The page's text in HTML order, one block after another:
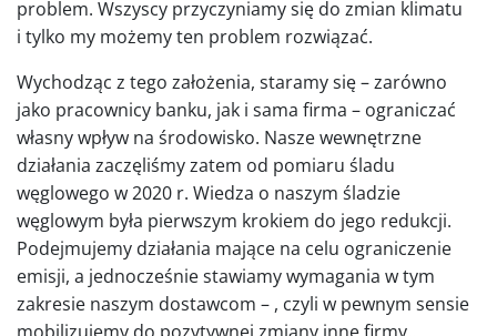
problem. Wszyscy przyczyniamy się do zmian klimatu
i tylko my możemy ten problem rozwiązać.
Wychodząc z tego założenia, staramy się – zarówno
jako pracownicy banku, jak i sama firma – ograniczać
własny wpływ na środowisko. Nasze wewnętrzne
działania zaczęliśmy zatem od pomiaru śladu
węglowego w 2020 r. Wiedza o naszym śladzie
węglowym była pierwszym krokiem do jego redukcji.
Podejmujemy działania mające na celu ograniczenie
emisji, a jednocześnie stawiamy wymagania w tym
zakresie naszym dostawcom – , czyli w pewnym sensie